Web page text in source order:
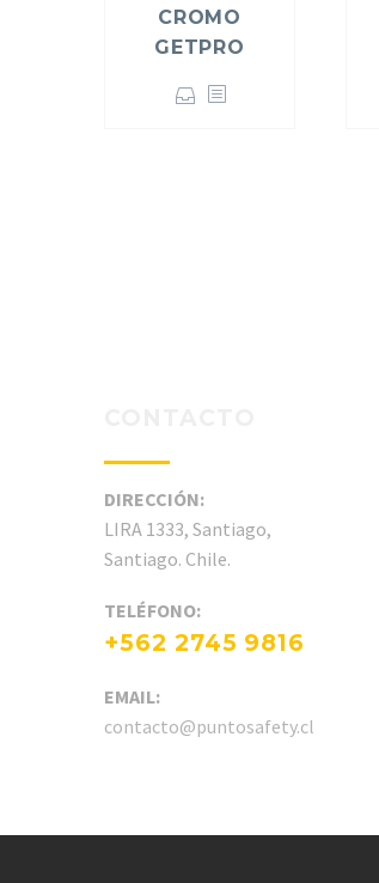
CROMO
GETPRO
DIRECCIÓN:
LIRA 1333, Santiago,
Santiago. Chile.
TELÉFONO:
+562 2745 9816
EMAIL:
contacto@puntosafety.cl